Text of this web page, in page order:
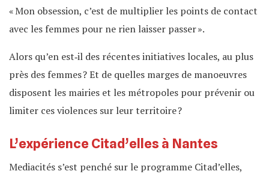
« Mon obsession, c’est de multiplier les points de contact
avec les femmes pour ne rien laisser passer ».
Alors qu’en est‐il des récentes initiatives locales, au plus
près des femmes ? Et de quelles marges de manoeuvres
disposent les mairies et les métropoles pour prévenir ou
limiter ces violences sur leur territoire ?
L’expérience Citad’elles à Nantes
Mediacités s’est penché sur le programme Citad’elles,